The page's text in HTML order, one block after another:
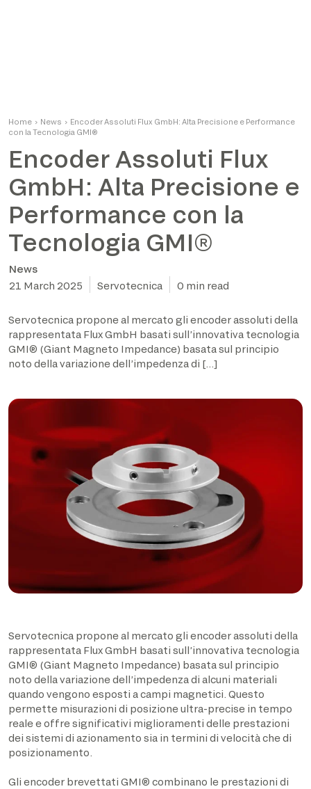
Home › News › Encoder Assoluti Flux GmbH: Alta Precisione e Performance
con la Tecnologia GMI®
Encoder Assoluti Flux
GmbH: Alta Precisione e
Performance con la
Tecnologia GMI®
News
21 March 2025
Servotecnica 0 min read
Servotecnica propone al mercato gli encoder assoluti della
rappresentata Flux GmbH basati sull’innovativa tecnologia
GMI® (Giant Magneto Impedance) basata sul principio
noto della variazione dell’impedenza di […]
Servotecnica propone al mercato gli encoder assoluti della
rappresentata Flux GmbH basati sull’innovativa tecnologia
GMI® (Giant Magneto Impedance) basata sul principio
noto della variazione dell’impedenza di alcuni materiali
quando vengono esposti a campi magnetici. Questo
permette misurazioni di posizione ultra-precise in tempo
reale e offre significativi miglioramenti delle prestazioni
dei sistemi di azionamento sia in termini di velocità che di
posizionamento.
Gli encoder brevettati GMI® combinano le prestazioni di